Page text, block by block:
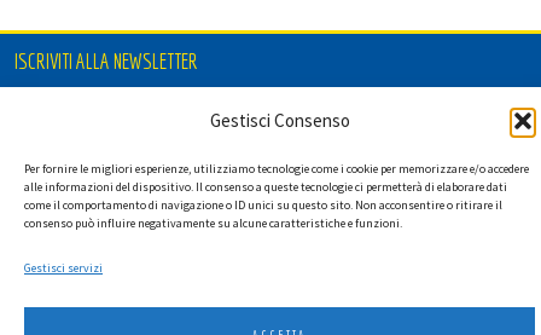
Gestisci Consenso
Per fornire le migliori esperienze, utilizziamo tecnologie come i cookie per memorizzare e/o accedere
alle informazioni del dispositivo. Il consenso a queste tecnologie ci permetterà di elaborare dati
come il comportamento di navigazione o ID unici su questo sito. Non acconsentire o ritirare il
consenso può influire negativamente su alcune caratteristiche e funzioni.
Gestisci servizi
ISCRIVITI ALLA NEWSLETTER
Ho letto l'informativa privacy e acconsento a ricevere via e-mail la
newsletter contenente aggiornamenti su attività, iniziative ed eventi
istituzionali.